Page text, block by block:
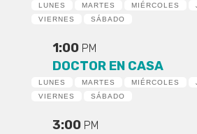
LUNES MARTES MIÉRCOLES
VIERNES
SÁBADO
1:00 PM
DOCTOR EN CASA
LUNES MARTES MIÉRCOLES
VIERNES
SÁBADO
3:00 PM